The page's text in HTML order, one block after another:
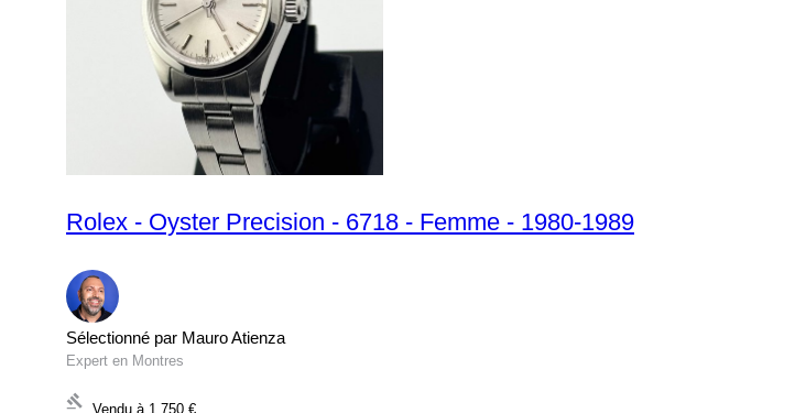
Rolex - Oyster Precision - 6718 - Femme - 1980-1989
Sélectionné par Mauro Atienza
Expert en Montres
Vendu à 1 750 €